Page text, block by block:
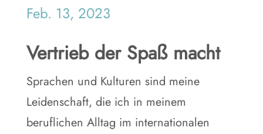
Feb. 13, 2023
Vertrieb der Spaß macht
Sprachen und Kulturen sind meine
Leidenschaft, die ich in meinem
beruflichen Alltag im internationalen